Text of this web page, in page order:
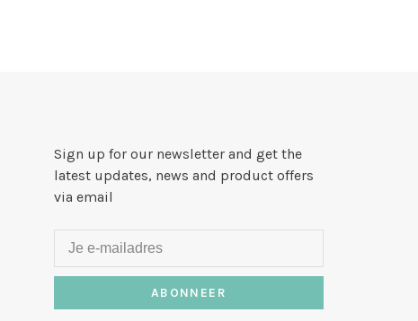
Sign up for our newsletter and get the
latest updates, news and product offers
via email
ABONNEER